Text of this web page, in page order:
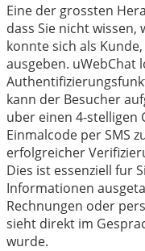
Eine der grossten
dass Sie nicht wissen,
konnte sich als
ausgeben. uWebChat
kann der Besucher
uber einen 4-stelligen
Einmalcode per SMS
erfolgreicher
Dies ist essenziell fur
Informationen
Rechnungen oder
sieht direkt im
wurde.